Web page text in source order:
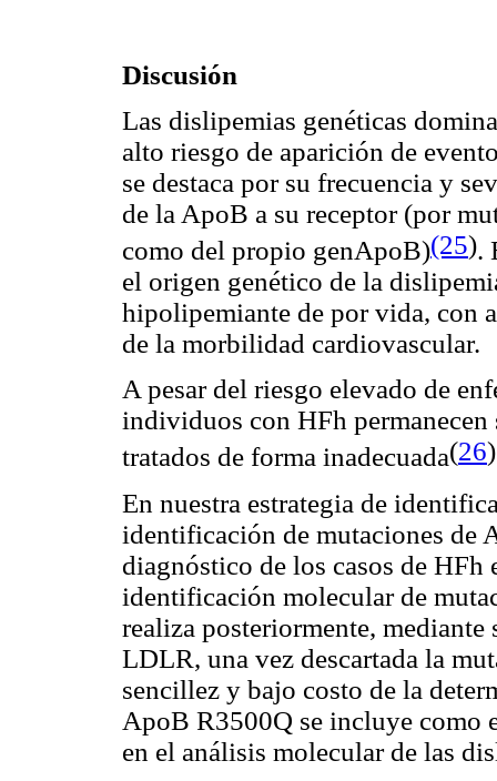
Discusión
Las dislipemias genéticas
alto riesgo de aparición de
se destaca por su frecuencia y
de la ApoB a su receptor (por
como del propio genApoB)(25).
el origen genético de la
hipolipemiante de por vida, con
de la morbilidad cardiovascular.
A pesar del riesgo elevado de
individuos con HFh
tratados de forma inadecuada(26)
En nuestra estrategia de
identificación de mutaciones de
diagnóstico de los casos de HFh
identificación molecular de
realiza posteriormente,
LDLR, una vez descartada la
sencillez y bajo costo de la
ApoB R3500Q se incluye como
en el análisis molecular de las